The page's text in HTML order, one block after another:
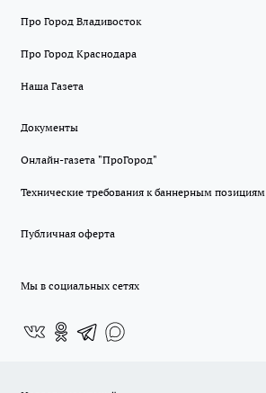
Про Город Владивосток
Про Город Краснодара
Наша Газета
Документы
Онлайн-газета "ПроГород"
Технические требования к баннерным позициям
Публичная оферта
Мы в социальных сетях